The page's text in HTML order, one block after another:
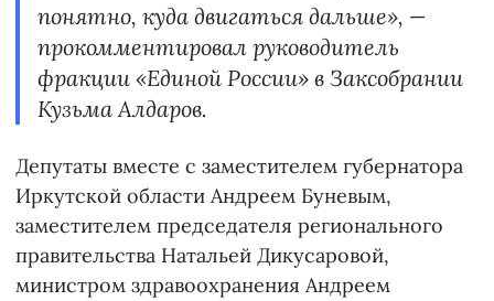
понятно, куда двигаться дальше», —
прокомментировал руководитель
фракции «Единой России» в Заксобрании
Кузьма Алдаров.
Депутаты вместе с заместителем губернатора
Иркутской области Андреем Буневым,
заместителем председателя регионального
правительства Натальей Дикусаровой,
министром здравоохранения Андреем